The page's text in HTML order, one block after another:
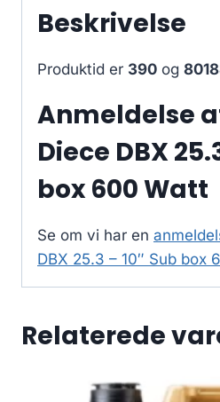
Beskrivelse
Produktid er 390 og
Anmeldelse af
Diece DBX
box 600 Watt
Se om vi har en
DBX 25.3 – 10″ Sub box
Relaterede